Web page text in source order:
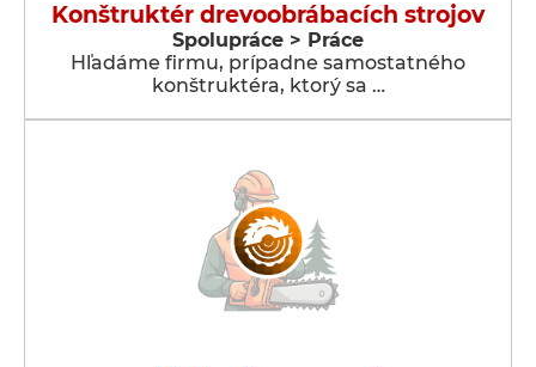
Konštruktér drevoobrábacích strojov
Spolupráce > Práce
Hľadáme firmu, prípadne samostatného
konštruktéra, ktorý sa …